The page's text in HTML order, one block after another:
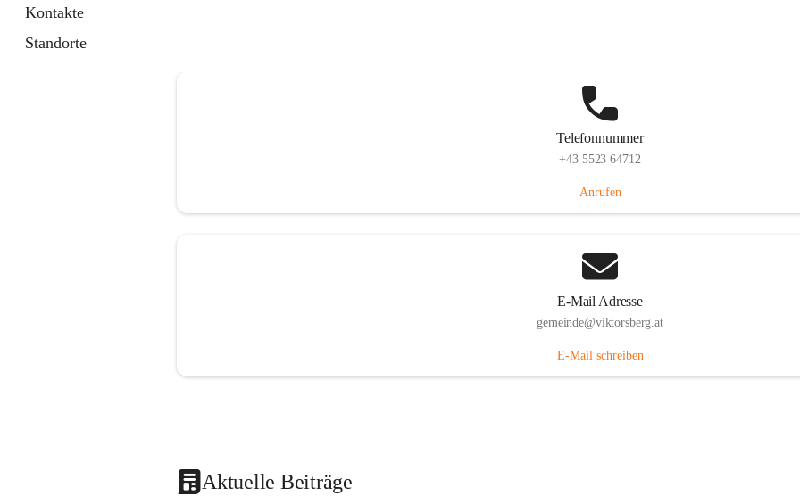
Kontakte
Standorte
Telefonnummer
+43 5523 64712
Anrufen
E-Mail Adresse
gemeinde@viktorsberg.at
E-Mail schreiben
Aktuelle Beiträge